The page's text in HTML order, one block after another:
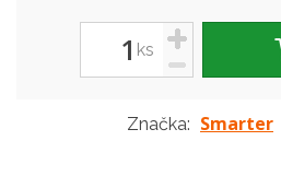
ks
+
-
Značka: Smarter